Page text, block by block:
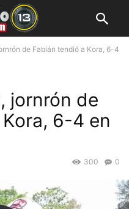
de Fabián tendió a Kora, 6-4
jornrón de
6-4 en
0
300